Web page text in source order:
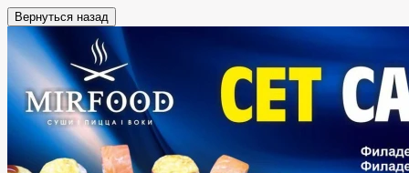
Вернуться назад